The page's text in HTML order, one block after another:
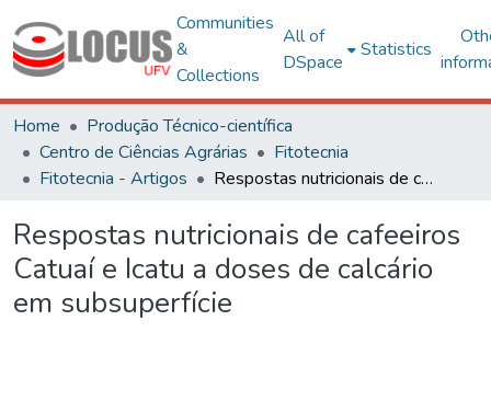
Communities
&
Collections
All of
DSpace
Statistics
Home
Produção Técnico-científica
Centro de Ciências Agrárias
Fitotecnia
Fitotecnia - Artigos
Respostas nutricionais de cafeeiros Catuaí e Icatu a doses de calcário em subsuperfície
Respostas nutricionais de cafeeiros
Catuaí e Icatu a doses de calcário
em subsuperfície